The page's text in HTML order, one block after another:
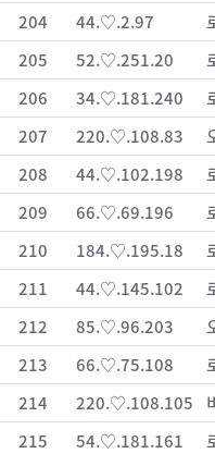
204
44.♡.2.97
205
52.♡.251.20
206
34.♡.181.240
207
220.♡.108.83
208
44.♡.102.198
209
66.♡.69.196
210
184.♡.195.18
211
44.♡.145.102
212
85.♡.96.203
213
66.♡.75.108
214
220.♡.108.105
215
54.♡.181.161